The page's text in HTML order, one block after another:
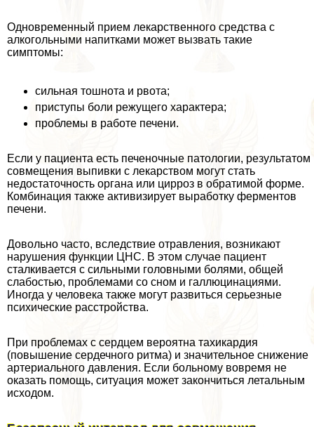
Одновременный прием лекарственного средства с
алкогольными напитками может вызвать такие
симптомы:
сильная тошнота и рвота;
приступы боли режущего хаpaктера;
проблемы в работе печени.
Если у пациента есть печеночные патологии, результатом
совмещения выпивки с лекарством могут стать
недостаточность органа или цирроз в обратимой форме.
Комбинация также активизирует выработку ферментов
печени.
Довольно часто, вследствие отравления, возникают
нарушения функции ЦНС. В этом случае пациент
сталкивается с сильными головными болями, общей
слабостью, проблемами со сном и галлюцинациями.
Иногда у человека также могут развиться серьезные
психические расстройства.
При проблемах с сердцем вероятна тахикардия
(повышение сердечного ритма) и значительное снижение
артериального давления. Если больному вовремя не
оказать помощь, ситуация может закончиться летальным
исходом.